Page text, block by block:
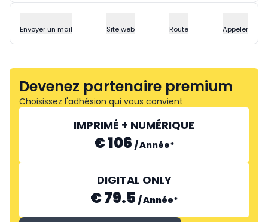
Envoyer un mail Site web Route Appeler
Devenez partenaire premium
Choisissez l'adhésion qui vous convient
IMPRIMÉ + NUMÉRIQUE
€ 106 /Année*
DIGITAL ONLY
€ 79.5 /Année*